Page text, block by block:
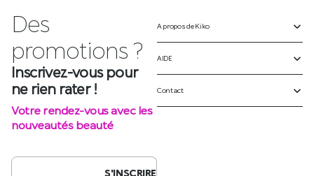
Des
Inscrivez-vous pour
ne rien rater !
Votre rendez-vous avec les
nouveautés beauté
S'INSCRIRE